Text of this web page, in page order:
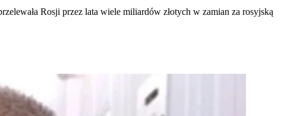
Rosji przez lata wiele miliardów złotych w zamian za rosyjską